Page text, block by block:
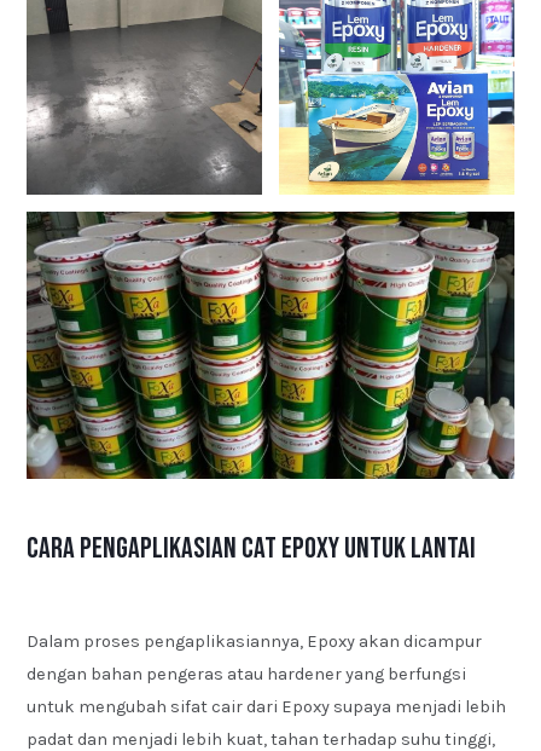
Cara Pengaplikasian Cat Epoxy untuk Lantai
Dalam proses pengaplikasiannya, Epoxy akan dicampur
dengan bahan pengeras atau hardener yang berfungsi
untuk mengubah sifat cair dari Epoxy supaya menjadi lebih
padat dan menjadi lebih kuat, tahan terhadap suhu tinggi,